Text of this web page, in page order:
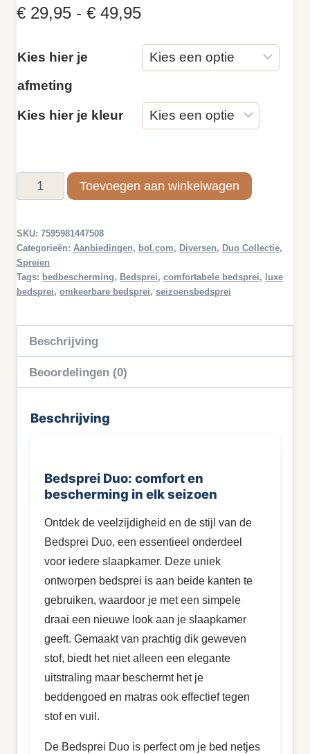
€ 29,95 - € 49,95Prijsklasse:
tot
Kies hier je
afmeting
Kies hier je kleur
Bedsprei
Duo
Toevoegen aan winkelwagen
SKU: 7595981447508
Categorieën: Aanbiedingen, bol.com, Diversen, Duo Collectie,
Spreien
Tags: bedbescherming, Bedsprei, comfortabele bedsprei, luxe
bedsprei, omkeerbare bedsprei, seizoensbedsprei
Beschrijving
Beoordelingen (0)
Beschrijving
Bedsprei Duo: comfort en
bescherming in elk seizoen
Ontdek de veelzijdigheid en de stijl van de
Bedsprei Duo, een essentieel onderdeel
voor iedere slaapkamer. Deze uniek
ontworpen bedsprei is aan beide kanten te
gebruiken, waardoor je met een simpele
draai een nieuwe look aan je slaapkamer
geeft. Gemaakt van prachtig dik geweven
stof, biedt het niet alleen een elegante
uitstraling maar beschermt het je
beddengoed en matras ook effectief tegen
stof en vuil.
De Bedsprei Duo is perfect om je bed netjes